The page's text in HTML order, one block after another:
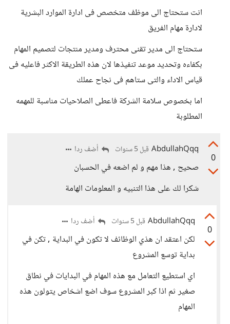
انت ستحتاج الى موظف متخصص فى ادارة الموارد البشرية
لادارة مهام الفريق
ستحتاج الى مدير تقنى محترف ومدير منتجات لتصميم المهام
بكفاءه وتحديد موعد تنفيذها لان هذه الطريقة الاكثر فاعليه فى
قياس الاداء والتى ستاهم فى نجاح عملك
اما بخصوص سلامة الشركة فاعطى الصلاحيات مناسبة للمهمه
المطلوبة
0
AbdullahQqq قبل 5 سنوات أضف ردا
صحيح , هذا مهم و لم اضعه في الحسبان
شكرا لك على هذا التنبيه و المعلومات الهامة
0
AbdullahQqq قبل 5 سنوات أضف ردا
لكن اعتقد ان هذي الوظائف لا تكون في البداية , تكن في
بداية توسع المشروع
اي استطيع التعامل مع هذه المهام في البدايات في نطاق
صغير ثم اذا كبر المشروع سوف اضع اشخاص يتولون هذه
المهام